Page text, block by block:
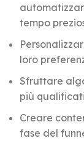
tempo
loro
Sfruttare
più
Creare
fase del